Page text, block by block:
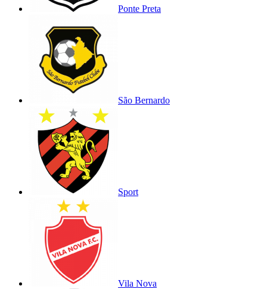
Ponte Preta
São Bernardo
Sport
Vila Nova